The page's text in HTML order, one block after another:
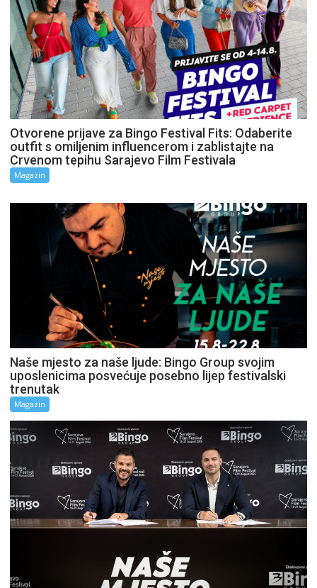
Otvorene prijave za Bingo Festival Fits: Odaberite
outfit s omiljenim influencerom i zablistajte na
Crvenom tepihu Sarajevo Film Festivala
Magazin
Naše mjesto za naše ljude: Bingo Group svojim
uposlenicima posvećuje posebno lijep festivalski
trenutak
Magazin